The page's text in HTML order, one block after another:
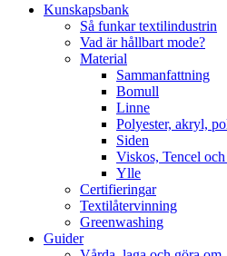
Kunskapsbank
Så funkar textilindustrin
Vad är hållbart mode?
Material
Sammanfattning
Bomull
Linne
Polyester, akryl,
Siden
Viskos, Tencel
Ylle
Certifieringar
Textilåtervinning
Greenwashing
Guider